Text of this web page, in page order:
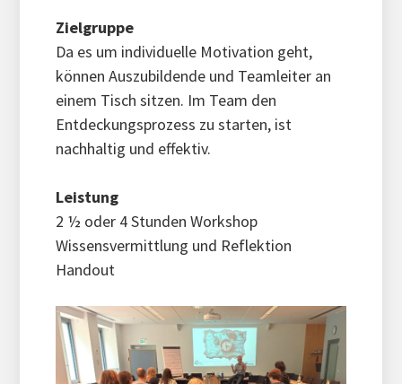
Zielgruppe
Da es um individuelle Motivation geht,
können Auszubildende und Teamleiter an
einem Tisch sitzen. Im Team den
Entdeckungsprozess zu starten, ist
nachhaltig und effektiv.
Leistung
2 ½ oder 4 Stunden Workshop
Wissensvermittlung und Reflektion
Handout